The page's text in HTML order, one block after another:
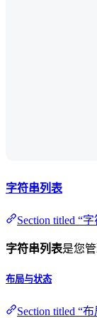
字符串列表
Section titled “
字符串列表是您
布局与状态
Section titled “